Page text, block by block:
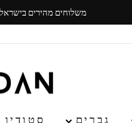
50% הנחה על הפריט ה-3
גברים סטודיו